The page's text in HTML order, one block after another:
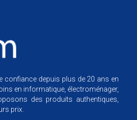
confiance depuis plus de 20 ans en
en informatique, électroménager,
des produits authentiques,
prix.